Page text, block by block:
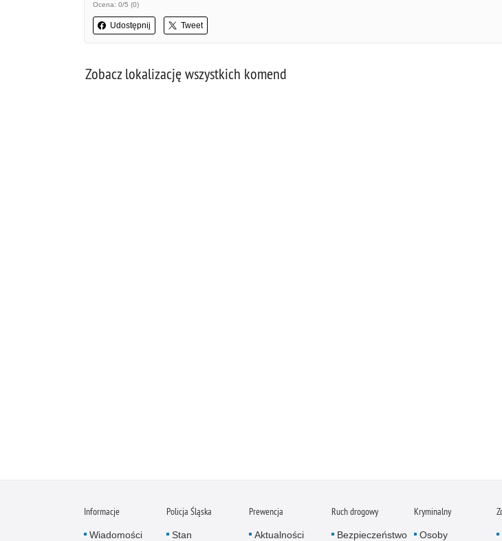
Ocena: 0/5 (0)
Udostępnij Tweet
Zobacz lokalizację wszystkich komend
Informacje
Wiadomości
Policja Śląska
Stan
Prewencja
Aktualności
Ruch drogowy
Bezpieczeństwo
Kryminalny
Osoby